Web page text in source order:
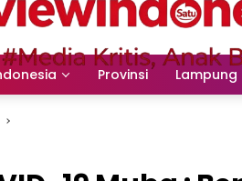
Provinsi Lampung